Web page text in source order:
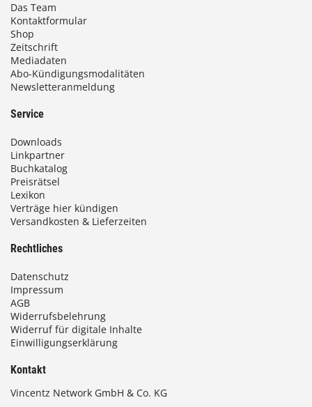
Das Team
Kontaktformular
Shop
Zeitschrift
Mediadaten
Abo-Kündigungsmodalitäten
Newsletteranmeldung
Service
Downloads
Linkpartner
Buchkatalog
Preisrätsel
Lexikon
Verträge hier kündigen
Versandkosten & Lieferzeiten
Rechtliches
Datenschutz
Impressum
AGB
Widerrufsbelehrung
Widerruf für digitale Inhalte
Einwilligungserklärung
Kontakt
Vincentz Network GmbH & Co. KG